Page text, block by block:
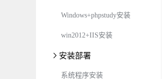
Windows+phpstudy安装
win2012+IIS安装
安装部署
系统程序安装